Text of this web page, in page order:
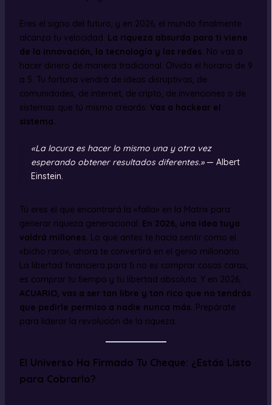
Eres el signo del futuro, y en 2026, el mundo finalmente
alcanza tu velocidad. La riqueza absurda para ti viene
de la innovación, la tecnología y las redes. No vas a
hacer dinero de manera tradicional. Olvida el horario de 9
a 5. Tu fortuna vendrá de ideas disruptivas, de
comunidades, de internet, de cripto, de invenciones o de
sistemas que tú mismo crearás. Vas a hackear el
sistema.
«La locura es hacer lo mismo una y otra vez
esperando obtener resultados diferentes.»— Albert
Einstein.
Tú eres el que encontrará la «falla» en la Matrix para
generar riqueza generacional. En 2026, una idea tuya
valdrá millones. Lo que antes te hacía sentir como el
«bicho raro», ahora te convertirá en el genio millonario.
La libertad financiera para ti no es comprar cosas caras,
es comprar tu tiempo y tu libertad absoluta. Y en 2026,
ACUARIO, vas a ser tan libre y tan rico que no tendrás
que pedirle permiso a nadie nunca más. Prepárate
para liderar la revolución de la riqueza.
El Universo Ha Firmado Tu Cheque: ¿Estás Listo
para Cobrarlo?